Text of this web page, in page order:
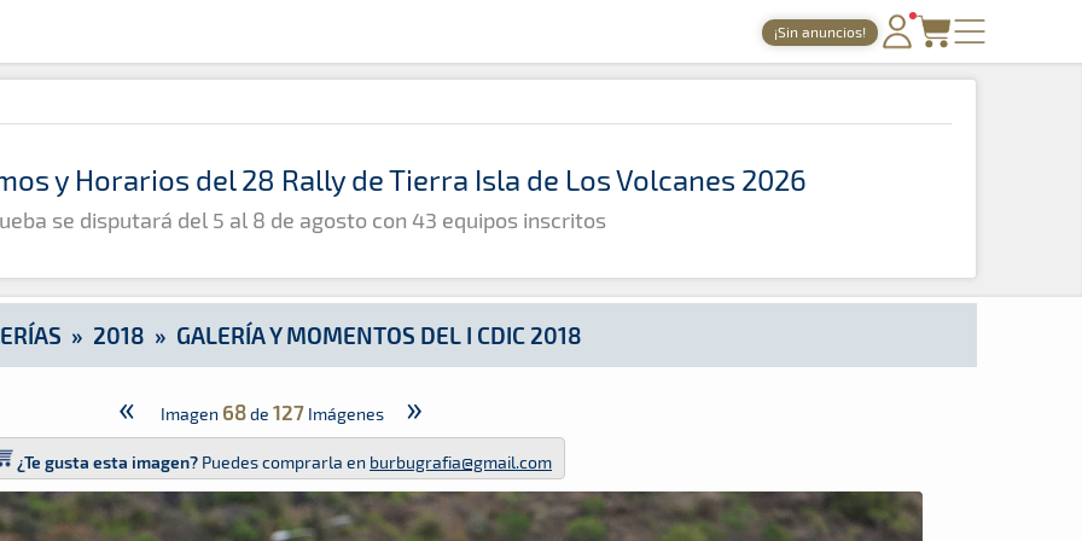
¡Sin anuncios!
PORTADA
TIEMPOS ONLINE
GALERÍAS
ARCHIVO
2018
y Horarios del 28 Rally de Tierra Isla de Los Volcanes 2026
se disputará del 5 al 8 de agosto con 43 equipos inscritos
» 2018 » GALERÍA Y MOMENTOS DEL I CDIC 2018
« Imagen 68de 127 Imágenes »
¿Te gusta esta imagen? Puedes comprarla en burbugrafia@gmail.com